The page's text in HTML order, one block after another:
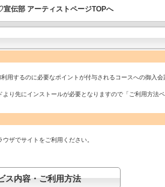
伝部 アーティストページTOPへ
用するのに必要なポイントが付与されるコースへの御入会
り先にインストールが必要となりますので「ご利用方法
ザでサイトをご利用ください。
ス内容・ご利用方法